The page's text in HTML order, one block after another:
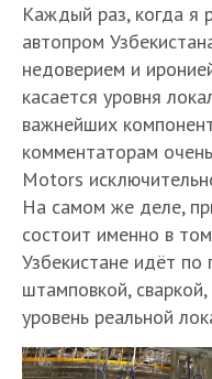
Каждый раз, когда я
автопром
недоверием и
касается уровня
важнейших
комментаторам
Motors
На самом же деле,
состоит именно в
Узбекистане идёт по
штамповкой,
уровень реальной